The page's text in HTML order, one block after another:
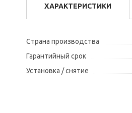
ХАРАКТЕРИСТИКИ
Страна производства
Гарантийный срок
Установка / снятие